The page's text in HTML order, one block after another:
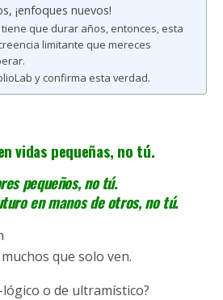
¡enfoques nuevos!
que durar años, entonces, esta
limitante que mereces
y confirma esta verdad.
vidas pequeñas, no tú.
pequeños, no tú.
en manos de otros, no tú.
que solo ven.
o de ultramístico?